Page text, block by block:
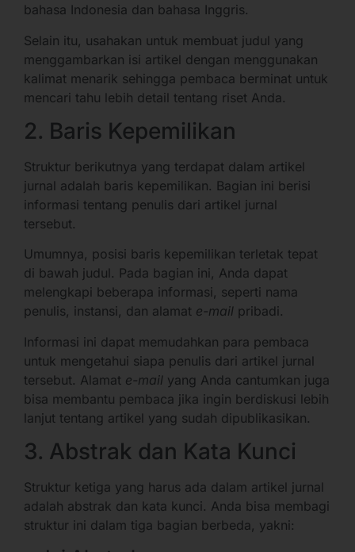
bahasa Indonesia dan bahasa Inggris.
Selain itu, usahakan untuk membuat judul yang
menggambarkan isi artikel dengan menggunakan
kalimat menarik sehingga pembaca berminat untuk
mencari tahu lebih detail tentang riset Anda.
2. Baris Kepemilikan
Struktur berikutnya yang terdapat dalam artikel
jurnal adalah baris kepemilikan. Bagian ini berisi
informasi tentang penulis dari artikel jurnal
tersebut.
Umumnya, posisi baris kepemilikan terletak tepat
di bawah judul. Pada bagian ini, Anda dapat
melengkapi beberapa informasi, seperti nama
penulis, instansi, dan alamat e-mail pribadi.
Informasi ini dapat memudahkan para pembaca
untuk mengetahui siapa penulis dari artikel jurnal
tersebut. Alamat e-mail yang Anda cantumkan juga
bisa membantu pembaca jika ingin berdiskusi lebih
lanjut tentang artikel yang sudah dipublikasikan.
3. Abstrak dan Kata Kunci
Struktur ketiga yang harus ada dalam artikel jurnal
adalah abstrak dan kata kunci. Anda bisa membagi
struktur ini dalam tiga bagian berbeda, yakni: